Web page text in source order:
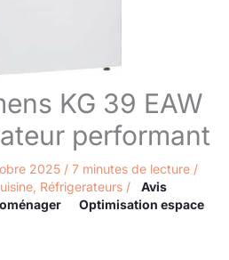
KG 39 EAW
performant
2025 / 7 minutes de lecture /
Réfrigerateurs /
Avis
Optimisation espace